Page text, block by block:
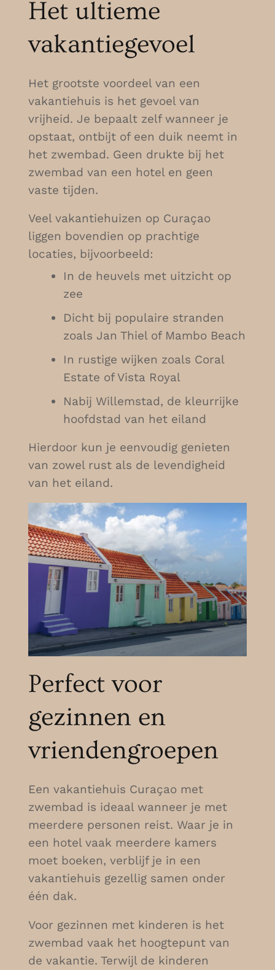
Het ultieme
vakantiegevoel
Het grootste voordeel van een
vakantiehuis is het gevoel van
vrijheid. Je bepaalt zelf wanneer je
opstaat, ontbijt of een duik neemt in
het zwembad. Geen drukte bij het
zwembad van een hotel en geen
vaste tijden.
Veel vakantiehuizen op Curaçao
liggen bovendien op prachtige
locaties, bijvoorbeeld:
In de heuvels met uitzicht op
zee
Dicht bij populaire stranden
zoals Jan Thiel of Mambo Beach
In rustige wijken zoals Coral
Estate of Vista Royal
Nabij Willemstad, de kleurrijke
hoofdstad van het eiland
Hierdoor kun je eenvoudig genieten
van zowel rust als de levendigheid
van het eiland.
Perfect voor
gezinnen en
vriendengroepen
Een vakantiehuis Curaçao met
zwembad is ideaal wanneer je met
meerdere personen reist. Waar je in
een hotel vaak meerdere kamers
moet boeken, verblijf je in een
vakantiehuis gezellig samen onder
één dak.
Voor gezinnen met kinderen is het
zwembad vaak het hoogtepunt van
de vakantie. Terwijl de kinderen